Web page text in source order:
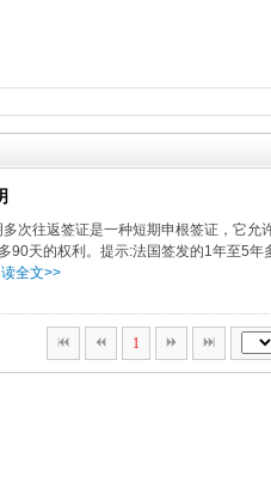
次往返签证是一种短期申根签证，它允
90天的权利。提示:法国签发的1年至5
全文>>
1